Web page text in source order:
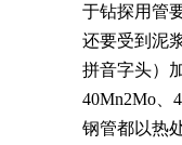
于钻探用管
还要受到泥
拼音字头）
40Mn2Mo、
钢管都以热